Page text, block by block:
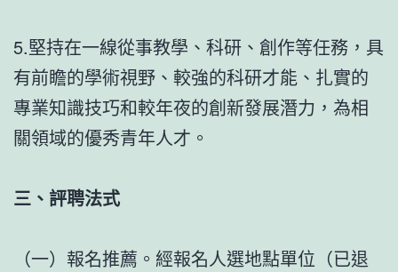
5.堅持在一線從事教學、科研、創作等任務，具
有前瞻的學術視野、較強的科研才能、扎實的
專業知識技巧和較年夜的創新發展潛力，為相
關領域的優秀青年人才。
三、評聘法式
（一）報名推薦。經報名人選地點單位（已退